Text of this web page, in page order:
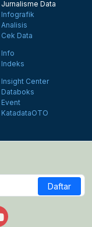
Jurnalisme Data
Infografik
Analisis
Cek Data
Info
Indeks
Insight Center
Databoks
Event
KatadataOTO
Daftar
X
us on Instagram
Follow us on